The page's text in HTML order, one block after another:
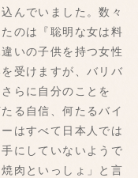
んでいました。数々
のは『聡明な女は料
いの子供を持つ女性
受けますが、バリバ
らに自分のことを
る自信、何たるバイ
はすべて日本人では
にしていないようで
肉といっしょ」と言